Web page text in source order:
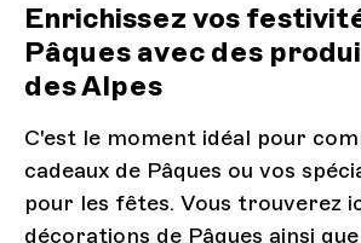
Enrichissez vos
Pâques avec des
des Alpes
C'est le moment idéal pour
cadeaux de Pâques ou vos
pour les fêtes. Vous trouverez
décorations de Pâques ainsi